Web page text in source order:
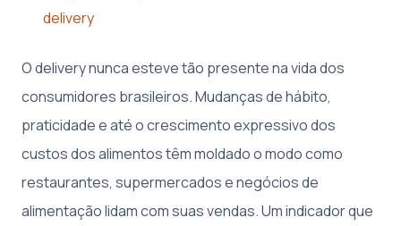
delivery
O delivery nunca esteve tão presente na vida dos
consumidores brasileiros. Mudanças de hábito,
praticidade e até o crescimento expressivo dos
custos dos alimentos têm moldado o modo como
restaurantes, supermercados e negócios de
alimentação lidam com suas vendas. Um indicador que